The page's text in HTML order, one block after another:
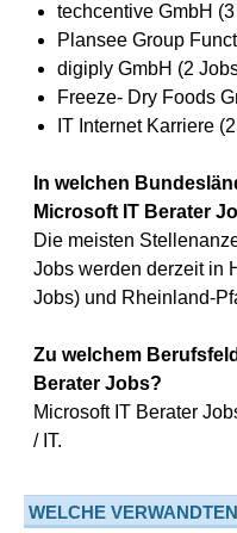
techcentive GmbH
Plansee Group
digiply GmbH (2
Freeze- Dry Foods
IT Internet Karriere
In welchen
Microsoft IT Berater
Die meisten
Jobs werden derzeit in
Jobs) und Rheinland-
Zu welchem
Berater Jobs?
Microsoft IT Berater
/ IT.
WELCHE